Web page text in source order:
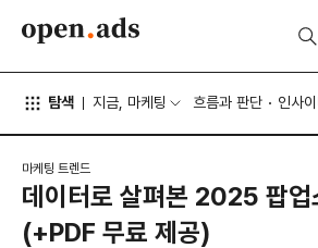
탐색 지금, 마케팅 흐름과 판단 인사이
마케팅 트렌드
데이터로 살펴본 2025 팝업
(+PDF 무료 제공)